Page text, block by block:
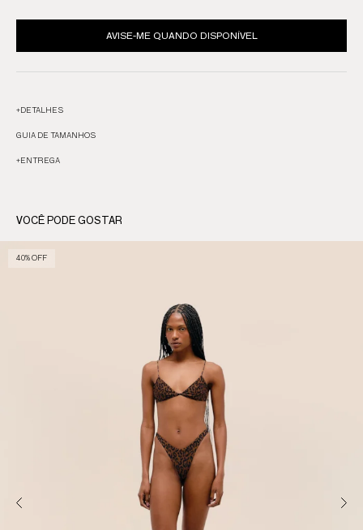
AVISE-ME QUANDO DISPONÍVEL
+DETALHES
GUIA DE TAMANHOS
+ENTREGA
VOCÊ PODE GOSTAR
40% OFF